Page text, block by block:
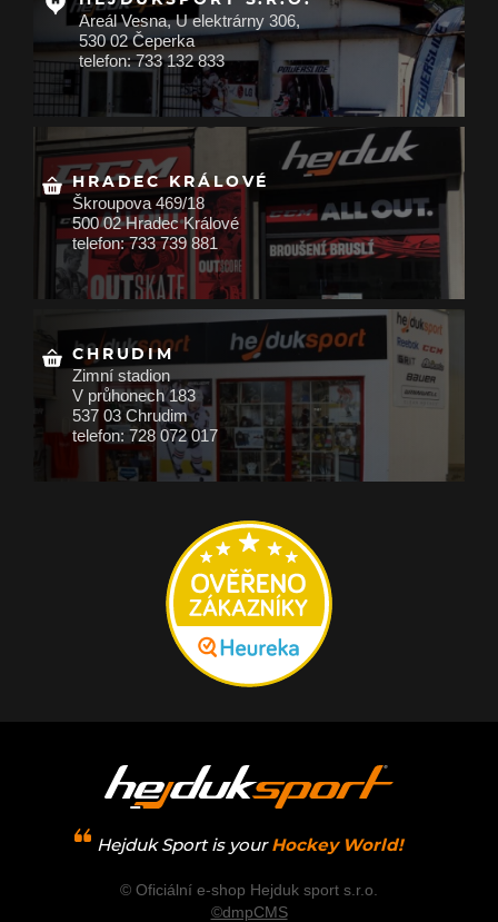
Areál Vesna, U elektrárny 306,
530 02 Čeperka
telefon: 733 132 833
HRADEC KRÁLOVÉ
Škroupova 469/18
500 02 Hradec Králové
telefon: 733 739 881
CHRUDIM
Zimní stadion
V průhonech 183
537 03 Chrudim
telefon: 728 072 017
Hejduk Sport is your Hockey World!
© Oficiální e-shop Hejduk sport s.r.o.
©dmpCMS